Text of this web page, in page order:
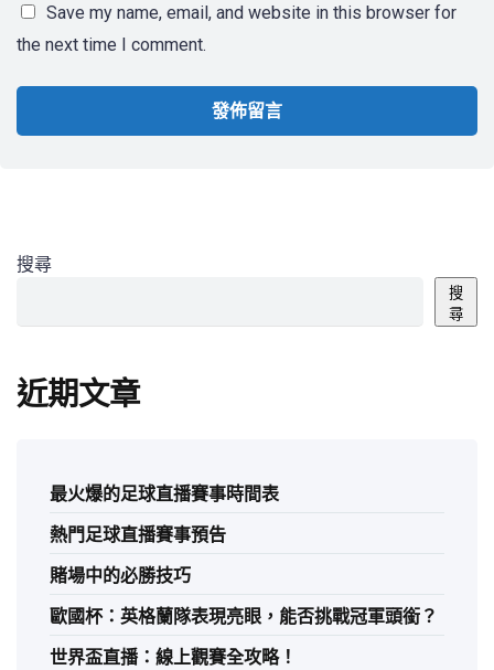
Save my name, email, and website in this browser for
the next time I comment.
搜尋
搜
尋
近期文章
最火爆的足球直播賽事時間表
熱門足球直播賽事預告
賭場中的必勝技巧
歐國杯：英格蘭隊表現亮眼，能否挑戰冠軍頭銜？
世界盃直播：線上觀賽全攻略！